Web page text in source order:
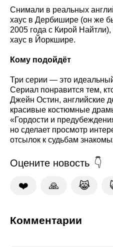
Снимали в реальных
хаус в Дербишире (он же
2005 года с Кирой
хаус в Йоркшире.
Кому подойдёт
Три серии — это
Сериал понравится тем,
Джейн Остин, английские
красивые костюмные
«Гордости и
но сделает просмотр
отсылок к судьбам
Оцените новость
❤️ 🙏 😹
Комментарии